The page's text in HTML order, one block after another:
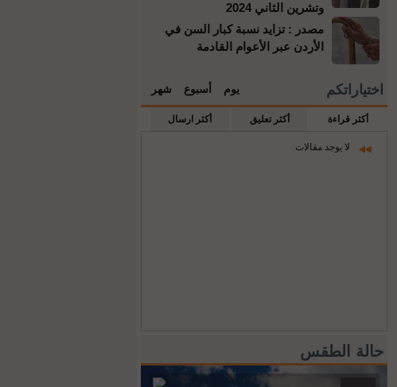
وتشرين الثاني 2024
مصدر : تزايد نسبة كبار السن في
الأردن عبر الأعوام القادمة
اختياراتكم يوم أسبوع شهر
أكثر قراءة أكثر تعليق أكثر ارسال
لا يوجد مقالات
حالة الطقس